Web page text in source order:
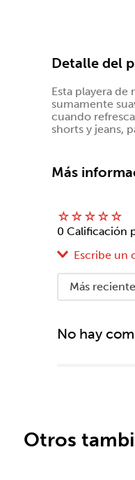
Detalle del
Esta playera
sumamente
cuando
shorts y jeans,
Más
☆☆☆☆☆
0 Calificación
Escribe un
Título
Tu
Más reciente
No hay
Otros